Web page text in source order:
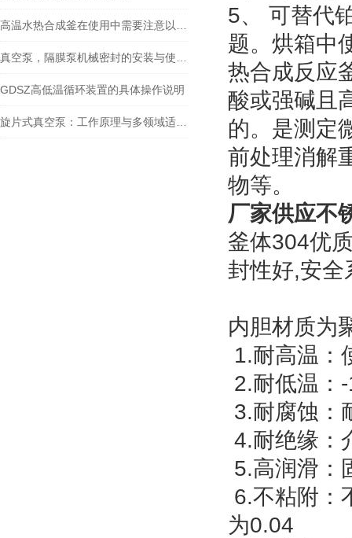
GDSZ高低温循环装置的具体操作说明
5、 可替代
题。烘箱中
热合成反应
酸或强碱且
的。是测定
前处理消解
物等。
厂家供应不
釜体304优
封性好,安全
内胆材质为
1.耐高温：
2.耐低温：
3.耐腐蚀：
4.耐绝缘：
5.高润滑：
6.不粘附：
为0.04